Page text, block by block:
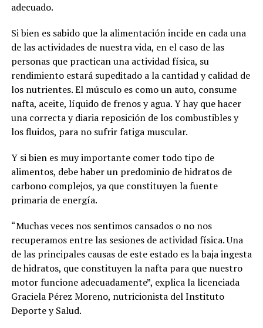
adecuado.
Si bien es sabido que la alimentación incide en cada una
de las actividades de nuestra vida, en el caso de las
personas que practican una actividad física, su
rendimiento estará supeditado a la cantidad y calidad de
los nutrientes. El músculo es como un auto, consume
nafta, aceite, líquido de frenos y agua. Y hay que hacer
una correcta y diaria reposición de los combustibles y
los fluidos, para no sufrir fatiga muscular.
Y si bien es muy importante comer todo tipo de
alimentos, debe haber un predominio de hidratos de
carbono complejos, ya que constituyen la fuente
primaria de energía.
“Muchas veces nos sentimos cansados o no nos
recuperamos entre las sesiones de actividad física. Una
de las principales causas de este estado es la baja ingesta
de hidratos, que constituyen la nafta para que nuestro
motor funcione adecuadamente”, explica la licenciada
Graciela Pérez Moreno, nutricionista del Instituto
Deporte y Salud.